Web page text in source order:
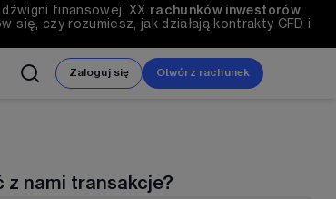
finansowej. XX rachunków inwestorów
się, czy rozumiesz, jak działają kontrakty CFD i
Zaloguj się Otwórz rachunek
z nami transakcje?